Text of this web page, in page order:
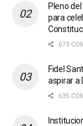
Pleno
para
673
Fidel
aspirar a
635